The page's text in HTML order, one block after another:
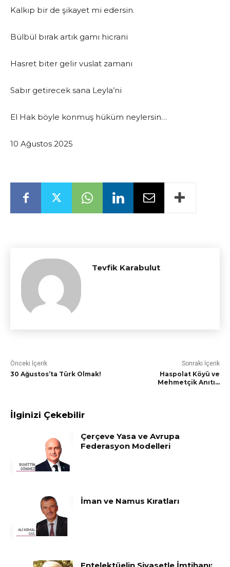
Kalkıp bir de şikayet mi edersin.
Bülbül bırak artık gamı hicrani
Hasret biter gelir vuslat zamanı
Sabır getirecek sana Leyla’ni
El Hak böyle konmuş hüküm neylersin…
10 Ağustos 2025
Tevfik Karabulut
Önceki İçerik
30 Ağustos’ta Türk Olmak!
Sonraki İçerik
Haspolat Köyü ve
Mehmetçik Anıtı…
İlginizi Çekebilir
Çerçeve Yasa ve Avrupa
Federasyon Modelleri
İman ve Namus Kıratları